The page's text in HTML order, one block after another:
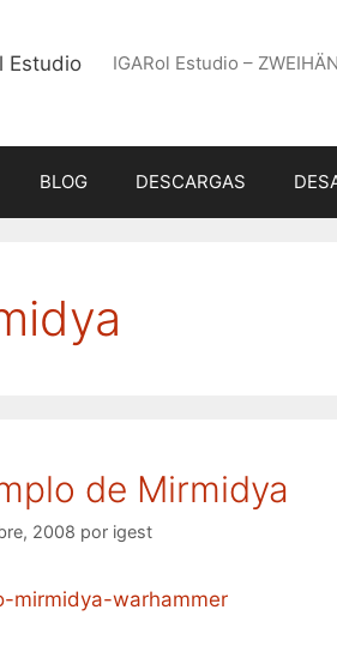
IGARol Estudio –
BLOG DESCARGAS
de Mirmidya
2008 por igest